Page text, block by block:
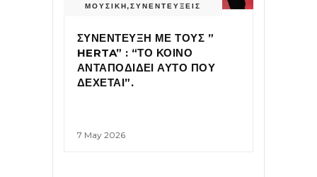
ΜΟΥΣΙΚΗ,ΣΥΝΕΝΤΕΥΞΕΙΣ
ΣΥΝΕΝΤΕΥΞΗ ΜΕ ΤΟΥΣ ”
HERTA” : “ΤΟ ΚΟΙΝΟ
ΑΝΤΑΠΟΔΙΔΕΙ ΑΥΤΟ ΠΟΥ
ΔΕΧΕΤΑΙ”.
7 May 2026